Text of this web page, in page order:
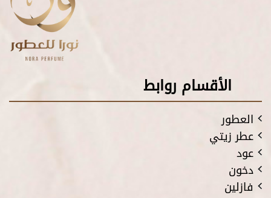
الأقسام روابط
العطور
عطر زيتي
عود
دخون
فازلين